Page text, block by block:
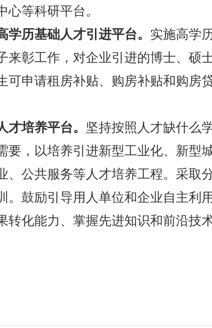
心等科研平台。
学历基础人才引进平台。 实施高学
来彰工作，对企业引进的博士、硕
可申请租房补贴、购房补贴和购房
才培养平台。 坚持按照人才缺什么
要，以培养引进新型工业化、新型
、公共服务等人才培养工程。采取
。鼓励引导用人单位和企业自主利
转化能力、掌握先进知识和前沿技
彰